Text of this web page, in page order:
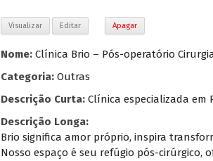
Visualizar Editar Apagar
Nome: Clínica Brio – Pós-operatório
Categoria: Outras
Descrição Curta: Clínica especializada em
Descrição Longa:
Brio significa amor próprio, inspira
Nosso espaço é seu refúgio pós-cirúrgico,